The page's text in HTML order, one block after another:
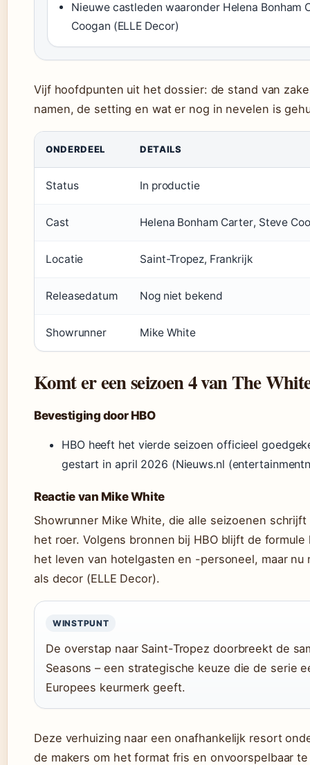
Nieuwe castleden waaronder Helena Bonham
Coogan (ELLE Decor)
Vijf hoofdpunten uit het dossier: de stand van
namen, de setting en wat er nog in nevelen is
ONDERDEEL DETAILS
Status In productie
Cast Helena Bonham Carter, Steve
Locatie Saint-Tropez, Frankrijk
Releasedatum Nog niet bekend
Showrunner Mike White
Komt er een seizoen 4 van The
Bevestiging door HBO
HBO heeft het vierde seizoen officieel
gestart in april 2026 (Nieuws.nl
Reactie van Mike White
Showrunner Mike White, die alle seizoenen
het roer. Volgens bronnen bij HBO blijft de
het leven van hotelgasten en -personeel, maar nu
als decor (ELLE Decor).
WINSTPUNT
De overstap naar Saint-Tropez doorbreekt de
Seasons – een strategische keuze die de serie
Europees keurmerk geeft.
Deze verhuizing naar een onafhankelijk resort
de makers om het format fris en onvoorspelbaar